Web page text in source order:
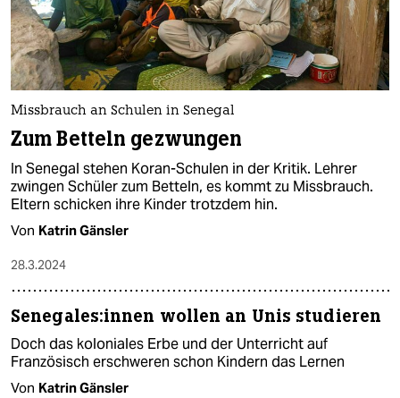
Missbrauch an Schulen in Senegal
Zum Betteln gezwungen
In Senegal stehen Koran-Schulen in der Kritik. Lehrer
zwingen Schü­le­r zum Betteln, es kommt zu Missbrauch.
Eltern schicken ihre Kinder trotzdem hin.
Von Katrin Gänsler
28.3.2024
Se­ne­ga­le­s:in­nen wollen an Unis studieren
Doch das koloniales Erbe und der Unterricht auf
Französisch erschweren schon Kindern das Lernen
Von Katrin Gänsler